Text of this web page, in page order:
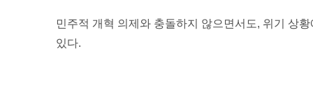
민주적 개혁 의제와 충돌하지 않으면서도, 위기 상
있다.